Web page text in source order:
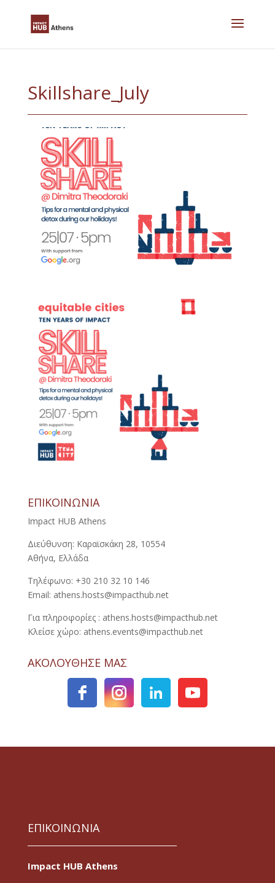
Skillshare_July
ΕΠΙΚΟΙΝΩΝΙΑ
Impact HUB Athens
Διεύθυνση: Καραϊσκάκη 28, 10554
Αθήνα, Ελλάδα
Τηλέφωνο: +30 210 32 10 146
Email: athens.hosts@impacthub.net
Για πληροφορίες : athens.hosts@impacthub.net
Κλείσε χώρο: athens.events@impacthub.net
ΑΚΟΛΟΥΘΗΣΕ ΜΑΣ
ΕΠΙΚΟΙΝΩΝΙΑ
Impact HUB Athens